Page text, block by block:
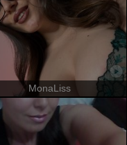
MonaLiss